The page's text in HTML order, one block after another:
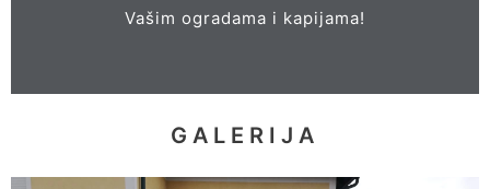
Vašim ogradama i kapijama!
POŠTANSKA SANDUČAD,
GALERIJA